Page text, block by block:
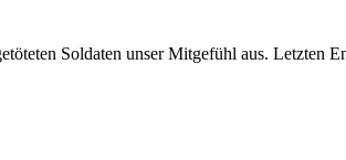
Soldaten unser Mitgefühl aus. Letzten